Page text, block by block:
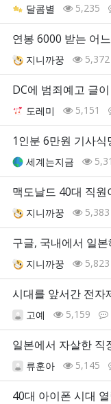
달콤별 5,235
연봉 6000 받는 어
지니까꿍 5,372
DC에 범죄예고 글
도레미 5,151
1인분 6만원 기사
세계는지금
맥도날드 40대 직
지니까꿍 5,383
구글, 국내에서 일
지니까꿍 5,823
시대를 앞서간 전자
고예 5,159
일본에서 자살한 직
류훈아 5,145
40대 아이폰 시대